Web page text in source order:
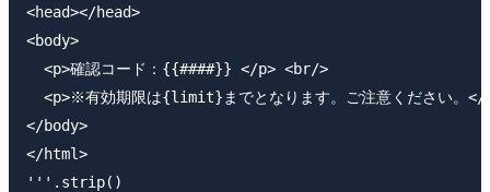
<head></head>
<body>
  <p>確認コード：{{####}} </p> <br/>
<p>※有効期限は{limit}までとなります。ご注意ください。</
</body>
</html>
'''.strip()